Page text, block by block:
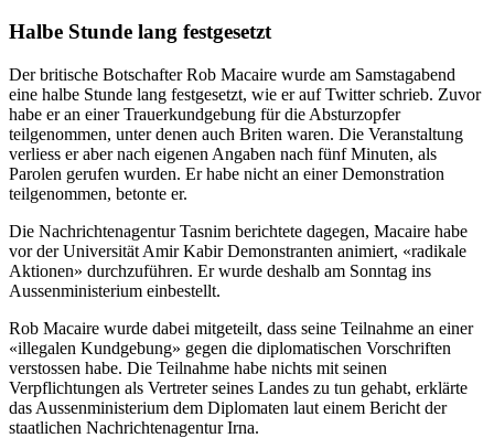
Halbe Stunde lang festgesetzt
Der britische Botschafter Rob Macaire wurde am Samstagabend
eine halbe Stunde lang festgesetzt, wie er auf Twitter schrieb. Zuvor
habe er an einer Trauerkundgebung für die Absturzopfer
teilgenommen, unter denen auch Briten waren. Die Veranstaltung
verliess er aber nach eigenen Angaben nach fünf Minuten, als
Parolen gerufen wurden. Er habe nicht an einer Demonstration
teilgenommen, betonte er.
Die Nachrichtenagentur Tasnim berichtete dagegen, Macaire habe
vor der Universität Amir Kabir Demonstranten animiert, «radikale
Aktionen» durchzuführen. Er wurde deshalb am Sonntag ins
Aussenministerium einbestellt.
Rob Macaire wurde dabei mitgeteilt, dass seine Teilnahme an einer
«illegalen Kundgebung» gegen die diplomatischen Vorschriften
verstossen habe. Die Teilnahme habe nichts mit seinen
Verpflichtungen als Vertreter seines Landes zu tun gehabt, erklärte
das Aussenministerium dem Diplomaten laut einem Bericht der
staatlichen Nachrichtenagentur Irna.